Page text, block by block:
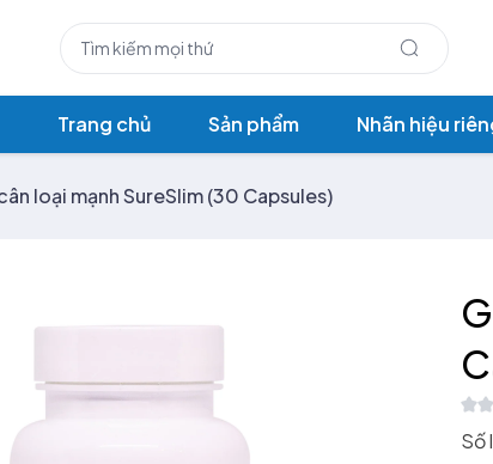
Trang chủ Sản phẩm Nhãn hiệu
loại mạnh SureSlim (30 Capsules)
Số